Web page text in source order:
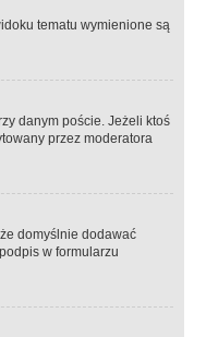
tematu wymienione są
danym poście. Jeżeli ktoś
przez moderatora
domyślnie dodawać
w formularzu